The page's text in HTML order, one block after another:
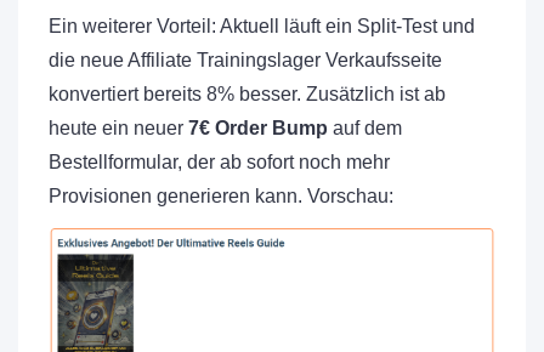
Ein weiterer Vorteil: Aktuell läuft ein Split-Test und
die neue Affiliate Trainingslager Verkaufsseite
konvertiert bereits 8% besser. Zusätzlich ist ab
heute ein neuer 7€ Order Bump auf dem
Bestellformular, der ab sofort noch mehr
Provisionen generieren kann. Vorschau: